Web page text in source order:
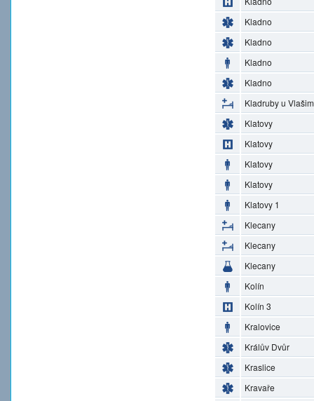
Kladno
Kladno
Kladno
Kladno
Kladruby u
Klatovy
Klatovy
Klatovy
Klatovy
Klatovy 1
Klecany
Klecany
Klecany
Kolín
Kolín 3
Kralovice
Králův Dvůr
Kraslice
Kravaře